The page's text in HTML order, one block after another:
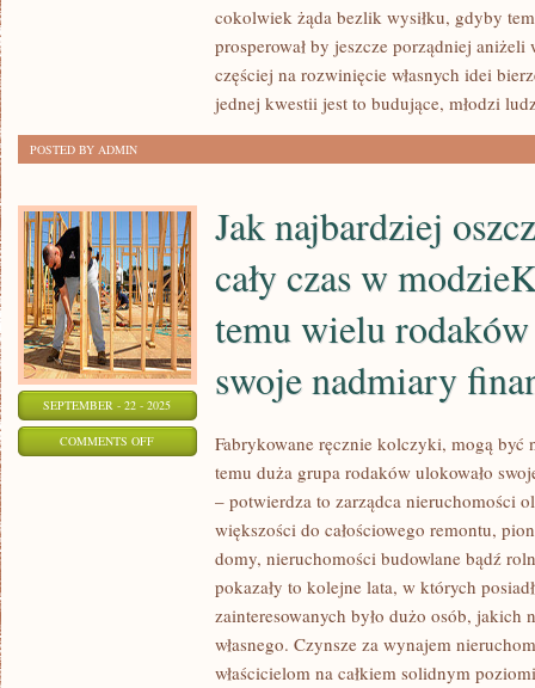
cokolwiek żąda bezlik wysiłku, gdyby
prosperował by jeszcze porządniej
częściej na rozwinięcie własnych idei
jednej kwestii jest to budujące, młodzi
POSTED BY ADMIN
SEPTEMBER - 22 - 2025
COMMENTS OFFON
NAJBARDZIEJ
OSZCZĘDZANIE
MODZIEKILKANAŚCIE
Jak najbardziej
cały czas w
temu wielu rodaków
swoje nadmiary
Fabrykowane ręcznie kolczyki, mogą
temu duża grupa rodaków ulokowało
– potwierdza to zarządca nieruchomości
większości do całościowego remontu,
domy, nieruchomości budowlane bądź
pokazały to kolejne lata, w których
zainteresowanych było dużo osób, jakich
własnego. Czynsze za wynajem
właścicielom na całkiem solidnym